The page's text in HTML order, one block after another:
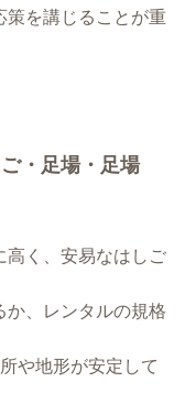
策を講じることが重
・足場・足場
高く、安易なはしご
か、レンタルの規格
や地形が安定して